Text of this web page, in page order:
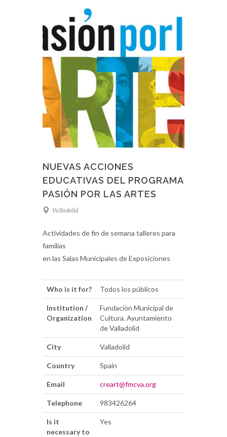
NUEVAS ACCIONES
EDUCATIVAS DEL PROGRAMA
PASIÓN POR LAS ARTES
Valladolid
Actividades de fin de semana talleres para
familias
en las Salas Municipales de Exposiciones
Who is it for? Todos los públicos
Institution /
Organization
Fundación Municipal de
Cultura. Ayuntamiento
de Valladolid
City Valladolid
Country Spain
Email creart@fmcva.org
Telephone 983426264
Is it
necessary to
Yes